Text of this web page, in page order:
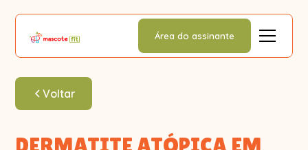
Área do assinante
Voltar
DERMATITE ATÓPICA EM